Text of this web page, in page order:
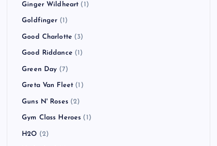
Ginger Wildheart (1)
Goldfinger (1)
Good Charlotte (3)
Good Riddance (1)
Green Day (7)
Greta Van Fleet (1)
Guns N' Roses(2)
Gym Class Heroes (1)
H2O (2)